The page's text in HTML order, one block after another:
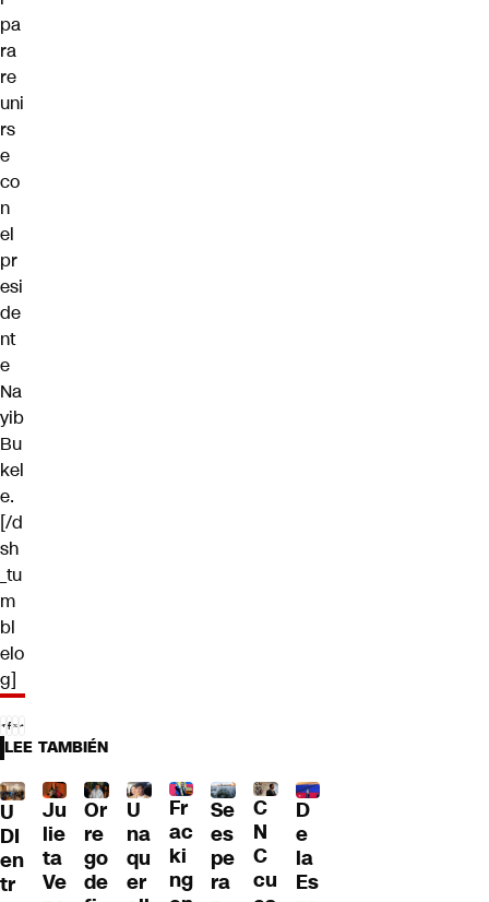
pa
ra
re
uni
rs
e
co
n
el
pr
esi
de
nt
e
Na
yib
Bu
kel
e.
[/d
sh
_tu
m
bl
elo
g]
LEE TAMBIÉN
U
DI
en
tr
Ju
lie
ta
Ve
Or
re
go
de
U
na
qu
er
Fr
ac
ki
ng
Se
es
pe
ra
C
N
C
cu
D
e
la
Es